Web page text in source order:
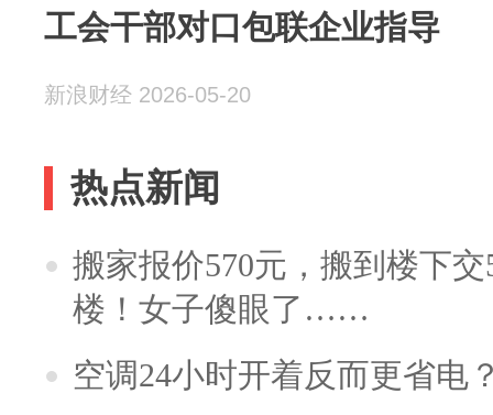
工会干部对口包联企业指导
新浪财经 2026-05-20
热点新闻
搬家报价570元，搬到楼下
楼！女子傻眼了……
空调24小时开着反而更省电